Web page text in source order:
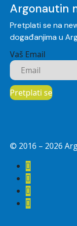
Argonautin
Pretplati se na
događanjima u
Vaš Email
© 2016 – 2026